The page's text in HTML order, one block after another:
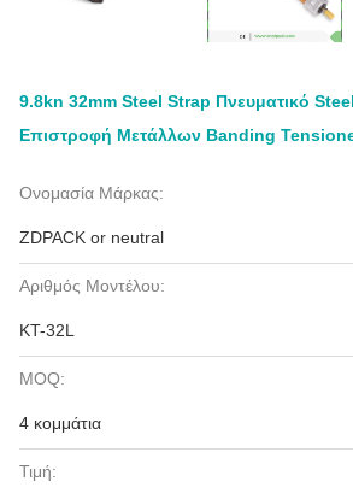
9.8kn 32mm Steel Strap Πνευματικό
Επιστροφή Μετάλλων Banding
Ονομασία Μάρκας:
ZDPACK or neutral
Αριθμός Μοντέλου:
KT-32L
MOQ:
4 κομμάτια
Τιμή: